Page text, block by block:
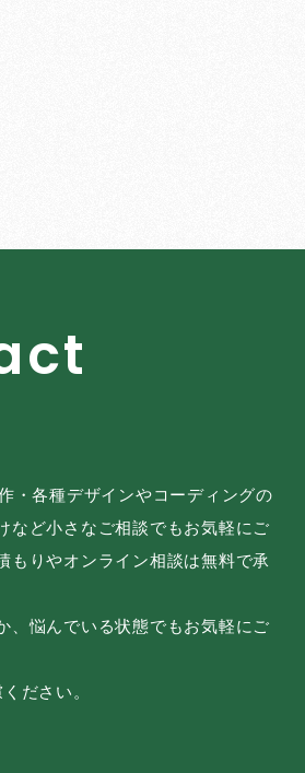
ct
・各種デザインやコーディングの
など小さなご相談でもお気軽にご
もりやオンライン相談は無料で承
、悩んでいる状態でもお気軽にご
ださい。